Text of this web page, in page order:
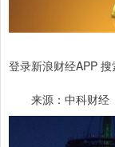
登录新浪财经APP
来源：中科财经